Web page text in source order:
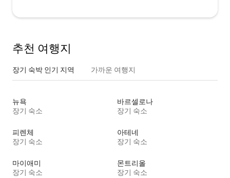
추천 여행지
장기 숙박 인기 지역 가까운 여행지
뉴욕
장기 숙소
바르셀로나
장기 숙소
피렌체
장기 숙소
아테네
장기 숙소
마이애미
장기 숙소
몬트리올
장기 숙소